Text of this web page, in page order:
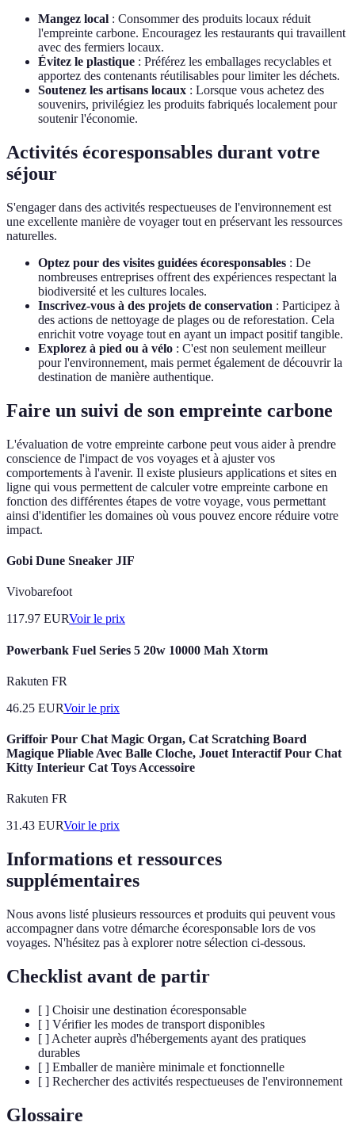
Mangez local : Consommer des produits locaux réduit
l'empreinte carbone. Encouragez les restaurants qui travaillent
avec des fermiers locaux.
Évitez le plastique : Préférez les emballages recyclables et
apportez des contenants réutilisables pour limiter les déchets.
Soutenez les artisans locaux : Lorsque vous achetez des
souvenirs, privilégiez les produits fabriqués localement pour
soutenir l'économie.
Activités écoresponsables durant votre
séjour
S'engager dans des activités respectueuses de l'environnement est
une excellente manière de voyager tout en préservant les ressources
naturelles.
Optez pour des visites guidées écoresponsables : De
nombreuses entreprises offrent des expériences respectant la
biodiversité et les cultures locales.
Inscrivez-vous à des projets de conservation : Participez à
des actions de nettoyage de plages ou de reforestation. Cela
enrichit votre voyage tout en ayant un impact positif tangible.
Explorez à pied ou à vélo : C'est non seulement meilleur
pour l'environnement, mais permet également de découvrir la
destination de manière authentique.
Faire un suivi de son empreinte carbone
L'évaluation de votre empreinte carbone peut vous aider à prendre
conscience de l'impact de vos voyages et à ajuster vos
comportements à l'avenir. Il existe plusieurs applications et sites en
ligne qui vous permettent de calculer votre empreinte carbone en
fonction des différentes étapes de votre voyage, vous permettant
ainsi d'identifier les domaines où vous pouvez encore réduire votre
impact.
Gobi Dune Sneaker JIF
Vivobarefoot
117.97 EURVoir le prix
Powerbank Fuel Series 5 20w 10000 Mah Xtorm
Rakuten FR
46.25 EURVoir le prix
Griffoir Pour Chat Magic Organ, Cat Scratching Board
Magique Pliable Avec Balle Cloche, Jouet Interactif Pour Chat
Kitty Interieur Cat Toys Accessoire
Rakuten FR
31.43 EURVoir le prix
Informations et ressources
supplémentaires
Nous avons listé plusieurs ressources et produits qui peuvent vous
accompagner dans votre démarche écoresponsable lors de vos
voyages. N'hésitez pas à explorer notre sélection ci-dessous.
Checklist avant de partir
[ ] Choisir une destination écoresponsable
[ ] Vérifier les modes de transport disponibles
[ ] Acheter auprès d'hébergements ayant des pratiques
durables
[ ] Emballer de manière minimale et fonctionnelle
[ ] Rechercher des activités respectueuses de l'environnement
Glossaire